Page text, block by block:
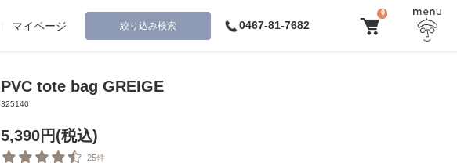
マイページ 絞り込み検索 0467-81-7682
0
PVC tote bag GREIGE
325140
5,390円(税込)
25件